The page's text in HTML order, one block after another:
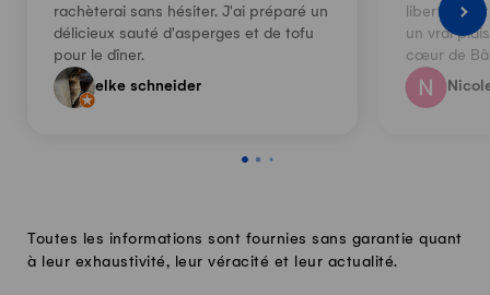
rachèterai sans hésiter. J'ai préparé un
délicieux sauté d'asperges et de tofu
pour le dîner.
elke schneider
liberté.
un vrai
cœur de
Toutes les informations sont fournies sans garantie quant
à leur exhaustivité, leur véracité et leur actualité.